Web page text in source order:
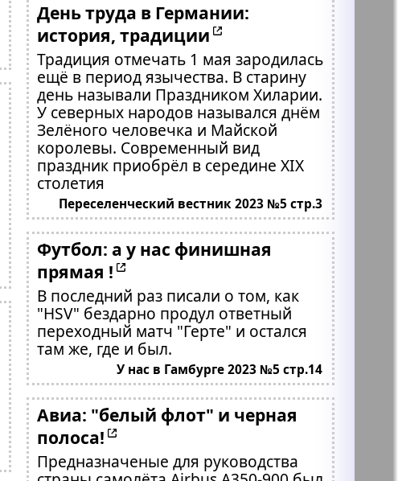
День труда в Германии:
история, традиции
Традиция отмечать 1 мая зародилась
ещё в период язычества. В старину
день называли Праздником Хиларии.
У северных народов назывался днём
Зелёного человечка и Майской
королевы. Современный вид
праздник приобрёл в середине ХIX
столетия
Переселенческий вестник 2023 №5 стр.3
Футбол: а у нас финишная
прямая !
В последний раз писали о том, как
"HSV" бездарно продул ответный
переходный матч "Герте" и остался
там же, где и был.
У нас в Гамбурге 2023 №5 стр.14
Авиа: "белый флот" и черная
полоса!
Предназначеные для руководства